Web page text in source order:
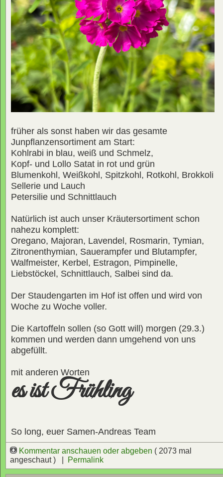
früher als sonst haben wir das gesamte
Junpflanzensortiment am Start:
Kohlrabi in blau, weiß und Schmelz,
Kopf- und Lollo Satat in rot und grün
Blumenkohl, Weißkohl, Spitzkohl, Rotkohl, Brokkoli
Sellerie und Lauch
Petersilie und Schnittlauch
Natürlich ist auch unser Kräutersortiment schon
nahezu komplett:
Oregano, Majoran, Lavendel, Rosmarin, Tymian,
Zitronenthymian, Sauerampfer und Blutampfer,
Walfmeister, Kerbel, Estragon, Pimpinelle,
Liebstöckel, Schnittlauch, Salbei sind da.
Der Staudengarten im Hof ist offen und wird von
Woche zu Woche voller.
Die Kartoffeln sollen (so Gott will) morgen (29.3.)
kommen und werden dann umgehend von uns
abgefüllt.
mit anderen Worten
es ist Frühling
So long, euer Samen-Andreas Team
Kommentar anschauen oder abgeben ( 2073 mal
angeschaut ) |
Permalink